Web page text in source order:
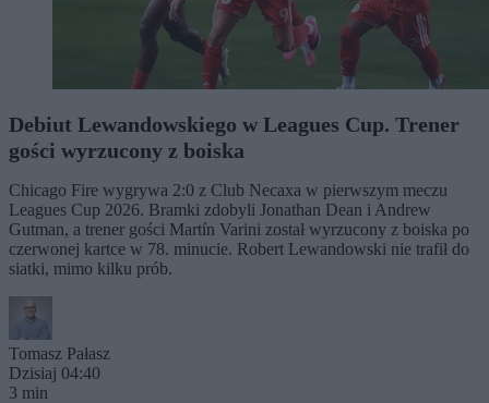
Debiut Lewandowskiego w Leagues Cup. Trener
gości wyrzucony z boiska
Chicago Fire wygrywa 2:0 z Club Necaxa w pierwszym meczu
Leagues Cup 2026. Bramki zdobyli Jonathan Dean i Andrew
Gutman, a trener gości Martín Varini został wyrzucony z boiska po
czerwonej kartce w 78. minucie. Robert Lewandowski nie trafił do
siatki, mimo kilku prób.
Tomasz Pałasz
Dzisiaj 04:40
3 min